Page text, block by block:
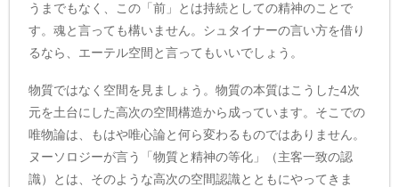
うまでもなく、この「前」とは持続としての精神のことで
す。魂と言っても構いません。シュタイナーの言い方を借り
るなら、エーテル空間と言ってもいいでしょう。
物質ではなく空間を見ましょう。物質の本質はこうした4次
元を土台にした高次の空間構造から成っています。そこでの
唯物論は、もはや唯心論と何ら変わるものではありません。
ヌーソロジーが言う「物質と精神の等化」（主客一致の認
識）とは、そのような高次の空間認識とともにやってきま